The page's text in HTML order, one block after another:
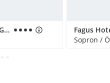
Greenfield Hotel Golf & Spa
Sopron /